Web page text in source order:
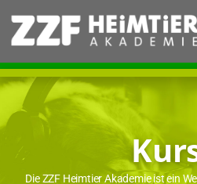
Die ZZF Heimtier Akademie ist ein